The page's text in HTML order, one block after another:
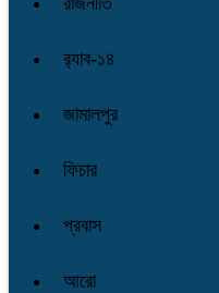
র‌্যাব-১৪
জামালপুর
ফিচার
প্রবাস
আরো